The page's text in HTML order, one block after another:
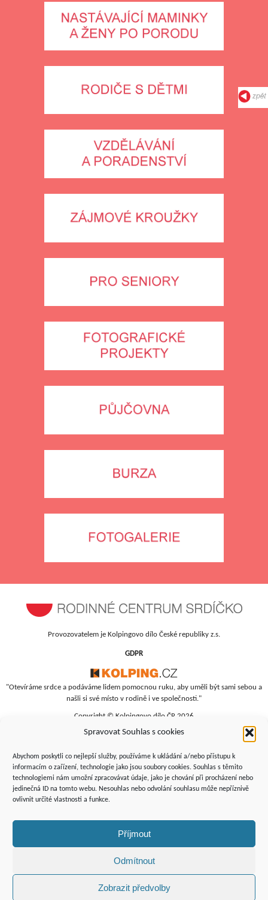
Spravovat Souhlas s cookies
Abychom poskytli co nejlepší služby, používáme k ukládání a/nebo přístupu k
informacím o zařízení, technologie jako jsou soubory cookies. Souhlas s těmito
technologiemi nám umožní zpracovávat údaje, jako je chování při procházení nebo
jedinečná ID na tomto webu. Nesouhlas nebo odvolání souhlasu může nepříznivě
ovlivnit určité vlastnosti a funkce.
Příjmout
Odmítnout
Zobrazit předvolby
Provozovatelem je Kolpingovo dílo České republiky z.s.
GDPR
"Otevíráme srdce a podáváme lidem pomocnou ruku, aby uměli být sami sebou a
našli si své místo v rodině i ve společnosti."
Copyright © Kolpingovo dílo ČR 2026
Studentská 4
budova polikliniky, 4. patro
Žďár nad Sázavou, 591 01
+420 566 690 135
srdicko@kolping.cz